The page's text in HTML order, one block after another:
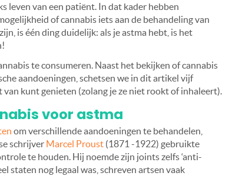
leven van een patiënt. In dat kader hebben
of cannabis iets aan de behandeling van
is één ding duidelijk: als je astma hebt, is het
te consumeren. Naast het bekijken of cannabis
aandoeningen, schetsen we in dit artikel vijf
kunt genieten (zolang je ze niet rookt of inhaleert).
voor astma
om verschillende aandoeningen te behandelen,
schrijver Marcel Proust (1871 -1922) gebruikte
te houden. Hij noemde zijn joints zelfs ‘anti-
staten nog legaal was, schreven artsen vaak